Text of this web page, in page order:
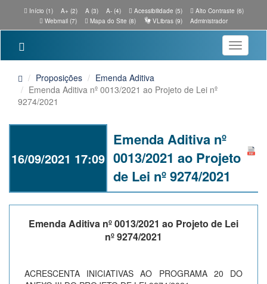
Início (1) A+ (2) A (3) A- (4) Acessibilidade (5)
Alto Contraste (6)
Webmail (7)
Mapa do Site (8) VLibras (9) Administrador
Toggle
Proposições
Emenda Aditiva
Emenda Aditiva nº 0013/2021 ao Projeto de Lei nº
9274/2021
16/09/2021 17:09
Emenda Aditiva nº
0013/2021 ao Projeto
de Lei nº 9274/2021
Emenda Aditiva nº 0013/2021 ao Projeto de Lei
nº 9274/2021
ACRESCENTA INICIATIVAS AO PROGRAMA 20 DO